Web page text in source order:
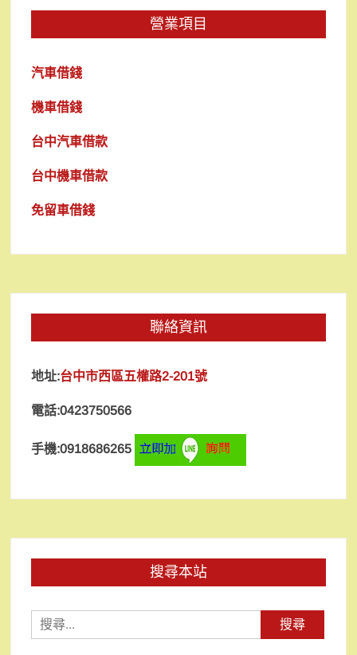
營業項目
汽車借錢
機車借錢
台中汽車借款
台中機車借款
免留車借錢
聯絡資訊
地址:台中市西區五權路2-201號
電話:0423750566
手機:0918686265
搜尋本站
尋